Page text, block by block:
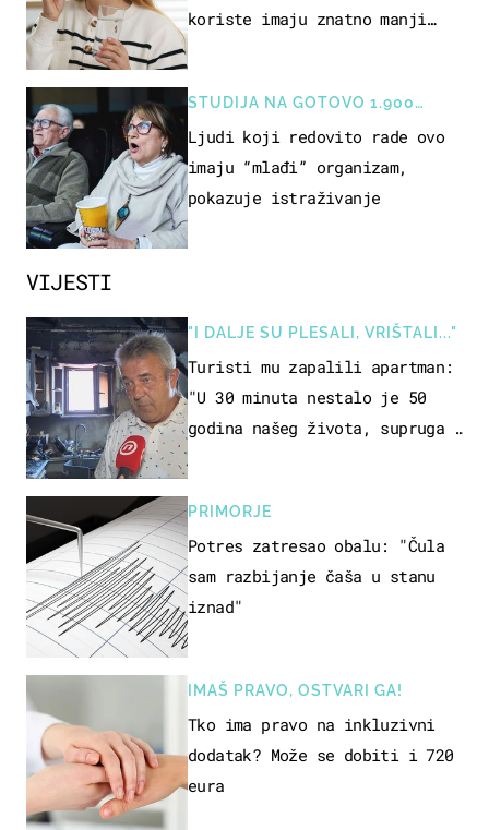
VIJESTI
"I DALJE SU PLESALI, VRIŠTALI..."
Turisti mu zapalili apartman:
"U 30 minuta nestalo je 50
godina našeg života, supruga i
PRIMORJE
Potres zatresao obalu: "Čula
sam razbijanje čaša u stanu
iznad"
IMAŠ PRAVO, OSTVARI GA!
Tko ima pravo na inkluzivni
dodatak? Može se dobiti i 720
eura
koriste imaju znatno manji
STUDIJA NA GOTOVO 1.900
OSOBA
Ljudi koji redovito rade ovo
imaju “mlađi” organizam,
pokazuje istraživanje